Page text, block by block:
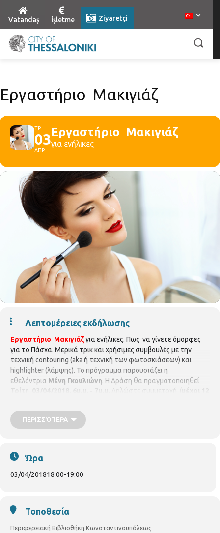
Vatandaş İşletme Ziyaretçi
Εργαστήριο Μακιγιάζ
ΤΡ
03
ΑΠΡ
Εργαστήριο Μακιγιάζ
για ενήλικες
Λεπτομέρειες εκδήλωσης
Εργαστήριο Μακιγιάζγια ενήλικες. Πως να γίνετε όμορφες
για το Πάσχα. Μερικά τρικ και χρήσιμες συμβουλές με την
τεχνική contouring (aka ή τεχνική των φωτοσκιάσεων) και
highlighter (λάμψης). Το πρόγραμμα παρουσιάζει η
εθελόντρια Μένη Γκουλιώνη. Η Δράση θα πραγματοποιηθεί
Τρίτη 03/04/2018, 6μ.μ. - 7μ.μ.
Δηλώστε συμμετοχή (
μέχρι 12
ΠΕΡΙΣΣΌΤΕΡΑ
Ώρα
03/04/201818:00-19:00
Τοποθεσία
Περιφερειακή Βιβλιοθήκη Κωνσταντινουπόλεως